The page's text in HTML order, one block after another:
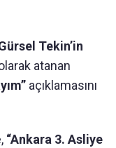
Tekin’in
atanan
açıklamasını
“Ankara 3. Asliye